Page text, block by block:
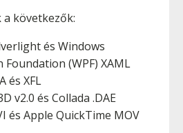
következők:
és Windows
(WPF) XAML
és XFL
v2.0 és Collada .DAE
és Apple QuickTime MOV